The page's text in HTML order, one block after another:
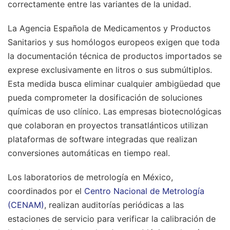
correctamente entre las variantes de la unidad.
La Agencia Española de Medicamentos y Productos
Sanitarios y sus homólogos europeos exigen que toda
la documentación técnica de productos importados se
exprese exclusivamente en litros o sus submúltiplos.
Esta medida busca eliminar cualquier ambigüedad que
pueda comprometer la dosificación de soluciones
químicas de uso clínico. Las empresas biotecnológicas
que colaboran en proyectos transatlánticos utilizan
plataformas de software integradas que realizan
conversiones automáticas en tiempo real.
Los laboratorios de metrología en México,
coordinados por el Centro Nacional de Metrología
(CENAM), realizan auditorías periódicas a las
estaciones de servicio para verificar la calibración de